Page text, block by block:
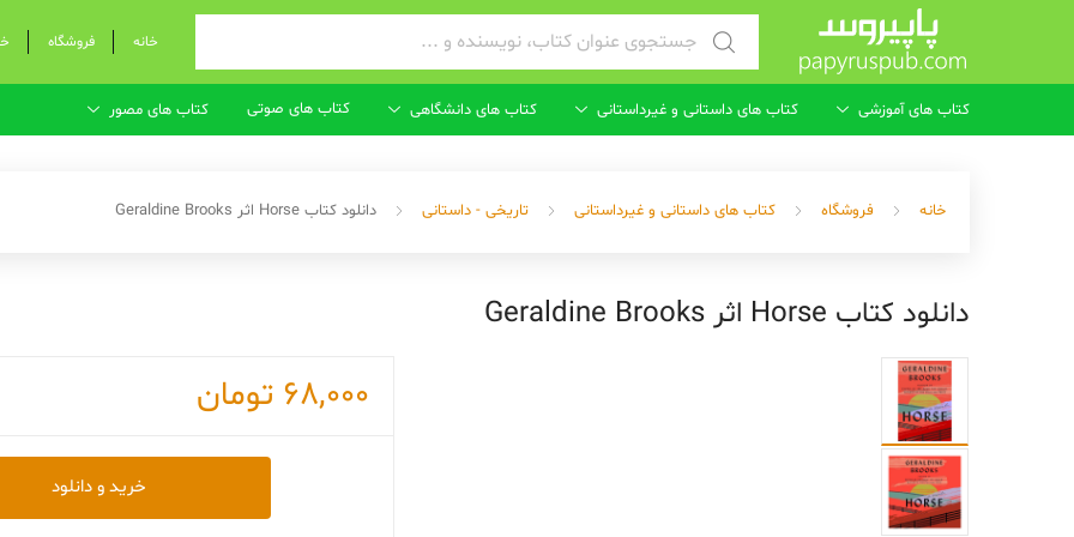
Search for:
خانه فروشگاه
کتاب های آموزشی کتاب های داستانی و غیرداستانی کتاب های دانشگاهی کتاب های صوتی کتاب های مصور
خانه فروشگاه کتاب های داستانی و غیرداستانی تاریخی - داستانی دانلود کتاب Horse اثر Geraldine Brooks
دانلود کتاب Horse اثر Geraldine Brooks
68,000 تومان
خرید و دانلود